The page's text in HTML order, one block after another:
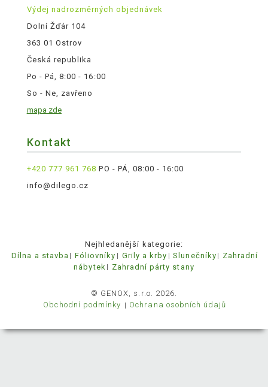
Výdej nadrozměrných objednávek
Dolní Žďár 104
363 01 Ostrov
Česká republika
Po - Pá, 8:00 - 16:00
So - Ne, zavřeno
mapa zde
Kontakt
+420 777 961 768 PO - PÁ, 08:00 - 16:00
info@dilego.cz
Nejhledanější kategorie:
Dílna a stavba
Fóliovníky Grily a krby Slunečníky
Zahradní
nábytek
Zahradní párty stany
© GENOX, s.r.o. 2026.
Obchodní podmínky
Ochrana osobních údajů